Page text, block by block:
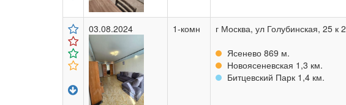
03.08.2024 1-комн
г Москва, ул Голубинская, 25 к 2
Ясенево 869 м.
Новоясеневская 1,3 км.
Битцевский Парк 1,4 км.